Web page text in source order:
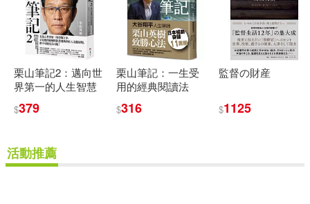
栗山筆記2：邁向世
界第一的人生智慧
$379
栗山筆記：一生受
用的經典閱讀法
$316
監督の財産
$1125
活動推薦